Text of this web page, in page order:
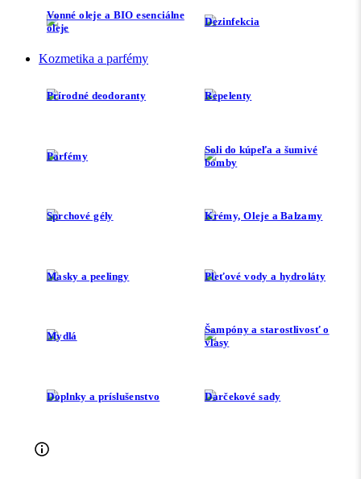
Vonné oleje a BIO esenciálne
oleje
Dezinfekcia
Kozmetika a parfémy
Prírodné deodoranty Repelenty
Parfémy
Soli do kúpeľa a šumivé
bomby
Sprchové gély Krémy, Oleje a Balzamy
Masky a peelingy Pleťové vody a hydroláty
Mydlá
Šampóny a starostlivosť o
vlasy
Doplnky a príslušenstvo Darčekové sady